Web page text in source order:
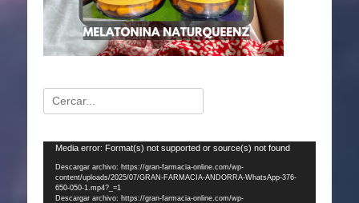
Buscar:
Reproductor
vídeo
Media error: Format(s) not supported or source(s) not found
Descargar archivo: https://gran-farmacia-online.com/wp-
content/uploads/2025/07/GRAN-FARMACIA-ANDORRA-WhatsApp-376-
650-050-1.mp4?_=1
Descargar archivo: https://gran-farmacia-online.com/wp-